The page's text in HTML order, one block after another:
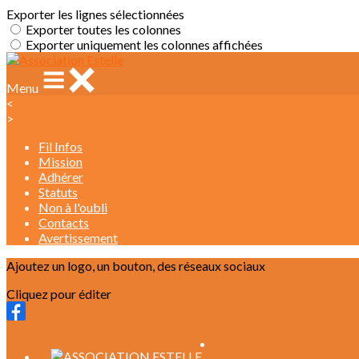
Exporter les lignes sélectionnées
Exporter toutes les colonnes
Exporter uniquement les colonnes affichées
Menu
<
>
Fil Infos
Mission
Adhérer
Statuts
Non à l'oubli
Contacts
Avertissement
Ajoutez un logo, un bouton, des réseaux sociaux
Cliquez pour éditer